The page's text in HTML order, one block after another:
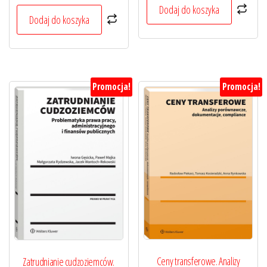
239,00 zł.
179,25 zł.
Dodaj do koszyka
179,00 zł.
134,25 zł.
Dodaj do koszyka
Promocja!
Zatrudnianie cudzoziemców.
Promocja!
Ceny transferowe. Analizy